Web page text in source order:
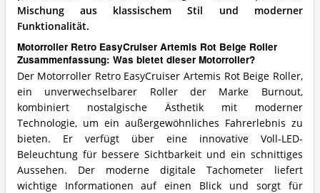
Mischung aus klassischem Stil und moderner
Funktionalität.
Motorroller Retro EasyCruiser Artemis Rot Beige Roller
Zusammenfassung: Was bietet dieser Motorroller?
Der Motorroller Retro EasyCruiser Artemis Rot Beige Roller,
ein unverwechselbarer Roller der Marke Burnout,
kombiniert nostalgische Ästhetik mit moderner
Technologie, um ein außergewöhnliches Fahrerlebnis zu
bieten. Er verfügt über eine innovative Voll-LED-
Beleuchtung für bessere Sichtbarkeit und ein schnittiges
Aussehen. Der moderne digitale Tachometer liefert
wichtige Informationen auf einen Blick und sorgt für